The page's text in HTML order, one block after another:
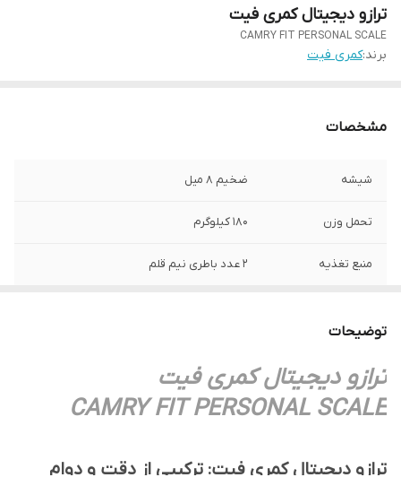
ترازو دیجیتال کمری فیت
CAMRY FIT PERSONAL SCALE
برند:کمری فیت
مشخصات
شیشه ضخیم 8 میل
تحمل وزن 180 کیلوگرم
منبع تغذیه 2 عدد باطری نیم قلم
توضیحات
ترازو دیجیتال کمری فیت
CAMRY FIT PERSONAL SCALE
ترازو دیجیتال کمری فیت: ترکیبی از دقت و دوام